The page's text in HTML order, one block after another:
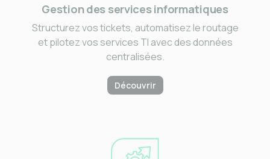
Gestion des services informatiques
Structurez vos tickets, automatisez le routage
et pilotez vos services TI avec des données
centralisées.
Découvrir